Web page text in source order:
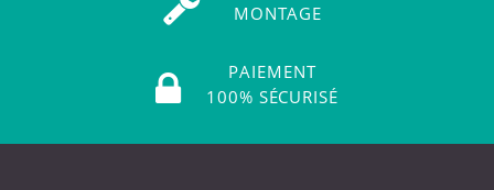
MONTAGE
PAIEMENT
100% SÉCURISÉ